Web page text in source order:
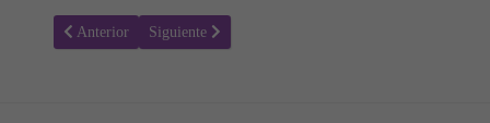
Artículo anterior: Trucos: Mortal Kombat (Xbox 360)
Anterior Artículo siguiente: Trucos: Child of Eden
Siguiente